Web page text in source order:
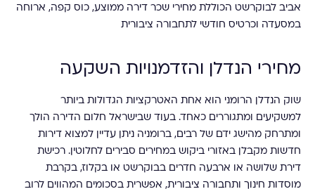
מחירי הנדלן והזדמנויות השקעה
שוק הנדלן הרומני הוא אחת האטרקציות הגדולות ביותר
למשקיעים ומתגוררים כאחד. בעוד שבישראל חלום הדירה הולך
ומתרחק מהישג ידם של רבים, ברומניה ניתן עדיין למצוא דירות
חדשות מקבלן באזורי ביקוש במחירים סבירים לחלוטין. רכישת
דירת שלושה או ארבעה חדרים בבוקרשט או בקלוז, בקרבת
מוסדות חינוך ותחבורה ציבורית, אפשרית בסכומים המהווים לרוב